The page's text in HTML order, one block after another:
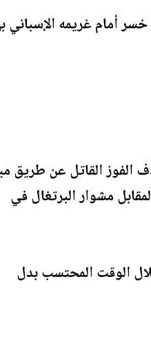
منافسات كأس العالم 2026 من دور الـ16، بعدما خسر أمام غريمه
الفوز القاتل عن طريق
في المقابل مشوار البرتغال في
الوقت المحتسب بدل